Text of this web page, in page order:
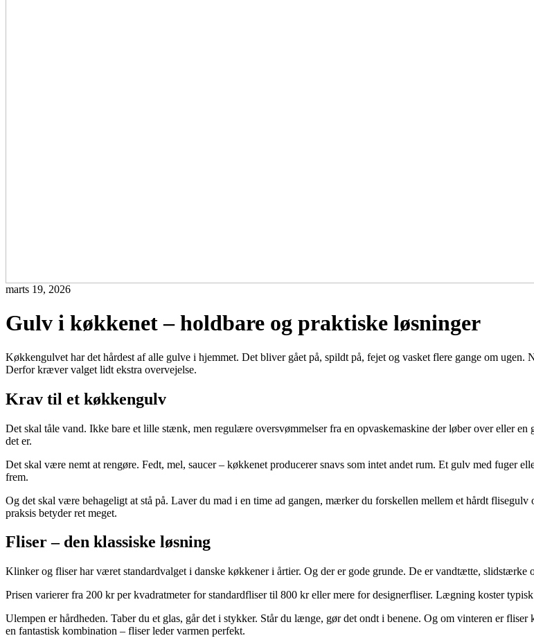
marts 19, 2026
Gulv i køkkenet – holdbare og praktiske løsninger
Køkkengulvet har det hårdest af alle gulve i hjemmet. Det bliver gået på, spildt på, fejet og vasket flere gange om
Derfor kræver valget lidt ekstra overvejelse.
Krav til et køkkengulv
Det skal tåle vand. Ikke bare et lille stænk, men regulære oversvømmelser fra en opvaskemaskine der løber over eller
det er.
Det skal være nemt at rengøre. Fedt, mel, saucer – køkkenet producerer snavs som intet andet rum. Et gulv med fuger
frem.
Og det skal være behageligt at stå på. Laver du mad i en time ad gangen, mærker du forskellen mellem et hårdt
praksis betyder ret meget.
Fliser – den klassiske løsning
Klinker og fliser har været standardvalget i danske køkkener i årtier. Og der er gode grunde. De er vandtætte, slidstærke
Prisen varierer fra 200 kr per kvadratmeter for standardfliser til 800 kr eller mere for designerfliser. Lægning koster
Ulempen er hårdheden. Taber du et glas, går det i stykker. Står du længe, gør det ondt i benene. Og om vinteren er
en fantastisk kombination – fliser leder varmen perfekt.